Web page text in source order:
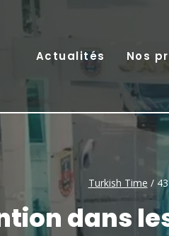
Actualités Nos
Turkish Time /
dans